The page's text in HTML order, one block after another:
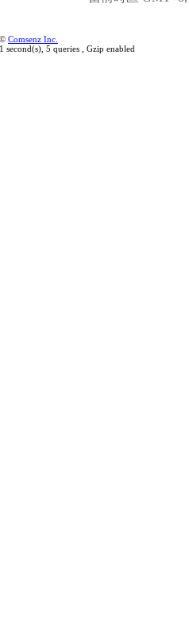
© Comsenz Inc.
second(s), 5 queries , Gzip enabled